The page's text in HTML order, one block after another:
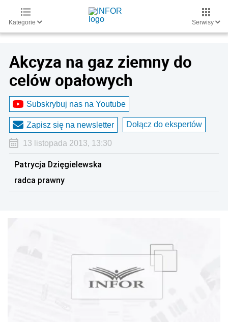
Kategorie Serwisy
Akcyza na gaz ziemny do
celów opałowych
Subskrybuj nas na Youtube
Zapisz się na newsletter Dołącz do ekspertów
13 listopada 2013, 13:30
Patrycja Dzięgielewska
radca prawny